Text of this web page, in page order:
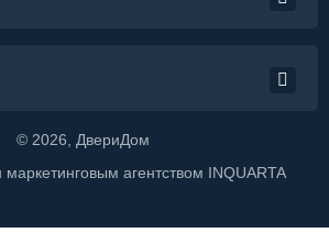
© 2026 , ДвериДом
агентством INQUARTA